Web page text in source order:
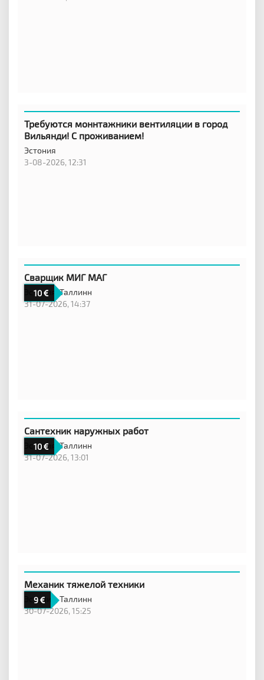
Требуются моннтажники вентиляции в город
Вильянди! С проживанием!
Эстония
3-08-2026, 12:31
10
Сварщик МИГ МАГ
Эстония,Таллинн
31-07-2026, 14:37
10
Сантехник наружных работ
Эстония,Таллинн
31-07-2026, 13:01
9
Механик тяжелой техники
Эстония,Таллинн
30-07-2026, 15:25